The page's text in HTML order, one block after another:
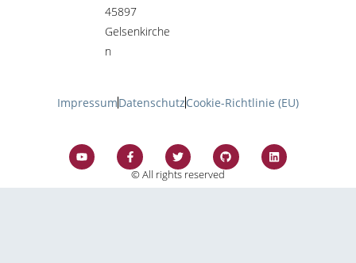
45897
Gelsenkirche
n
ImpressumDatenschutzCookie-Richtlinie (EU)
© All rights reserved